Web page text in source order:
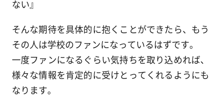
ない』
そんな期待を具体的に抱くことができたら、もう
その人は学校のファンになっているはずです。
一度ファンになるぐらい気持ちを取り込めれば、
様々な情報を肯定的に受けとってくれるようにも
なります。